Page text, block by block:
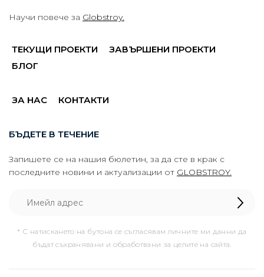
Научи повече за Globstroy.
ТЕКУЩИ ПРОЕКТИ
ЗАВЪРШЕНИ ПРОЕКТИ
БЛОГ
ЗА НАС КОНТАКТИ
БЪДЕТЕ В ТЕЧЕНИЕ
Запишете се на нашия бюлетин, за да сте в крак с
последните новини и актуализации от GLOBSTROY.
* С натискането на бутона се съгласявам личните ми данни да
бъдат съхранявани и обработвани за целите на сайта.